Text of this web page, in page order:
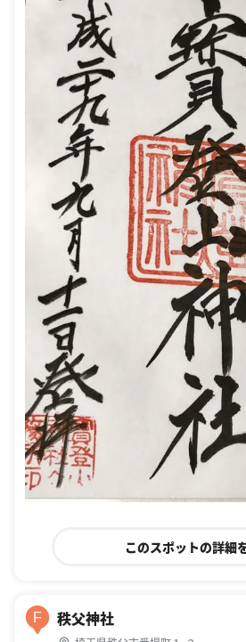
このスポットの詳細
F 秩父神社